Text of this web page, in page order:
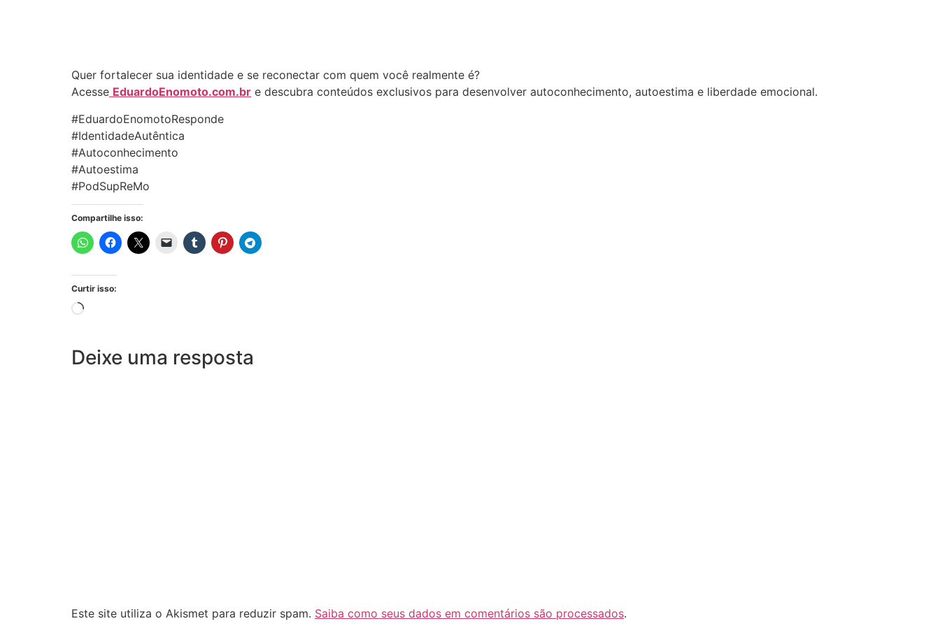
Quer fortalecer sua identidade e se reconectar com quem você realmente é?
Acesse EduardoEnomoto.com.br e descubra conteúdos exclusivos para desenvolver autoconhecimento, autoestima e liberdade emocional.
#EduardoEnomotoResponde
#IdentidadeAutêntica
#Autoconhecimento
#Autoestima
#PodSupReMo
Compartilhe isso:
Curtir isso:
Deixe uma resposta
Este site utiliza o Akismet para reduzir spam. Saiba como seus dados em comentários são processados.